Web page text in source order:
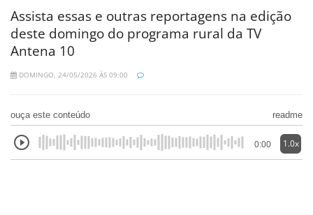
Assista essas e outras reportagens na edição
deste domingo do programa rural da TV
Antena 10
DOMINGO, 24/05/2026 ÀS 09:00
ouça este conteúdo readme
0:00 1.0x